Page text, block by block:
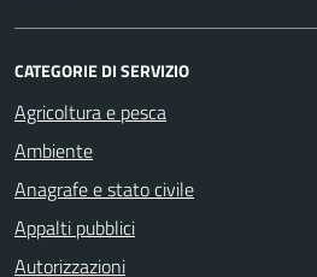
CATEGORIE DI SERVIZIO
Agricoltura e pesca
Ambiente
Anagrafe e stato civile
Appalti pubblici
Autorizzazioni